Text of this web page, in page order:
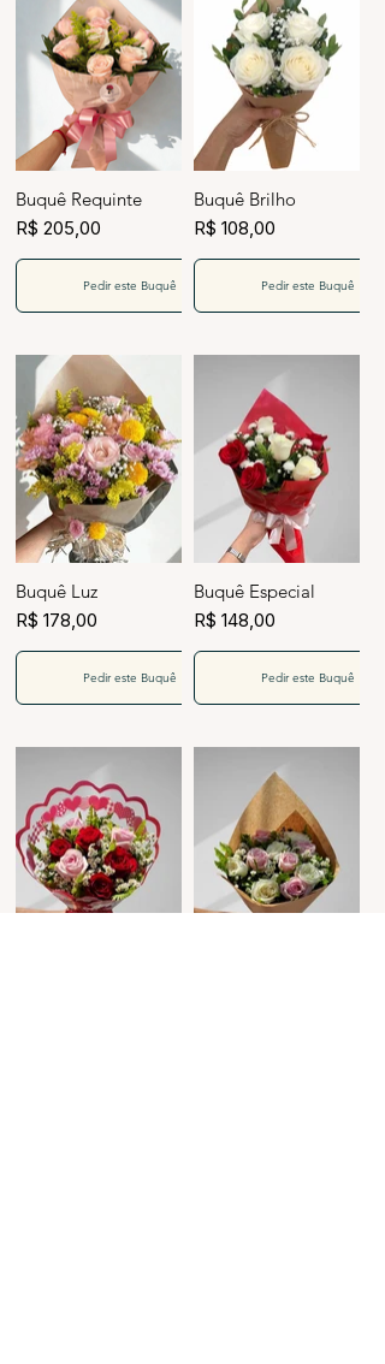
Buquê Requinte
R$ 205,00
Pedir este Buquê
Buquê Brilho
R$ 108,00
Pedir este Buquê
Buquê Luz
R$ 178,00
Pedir este Buquê
Buquê Especial
R$ 148,00
Pedir este Buquê